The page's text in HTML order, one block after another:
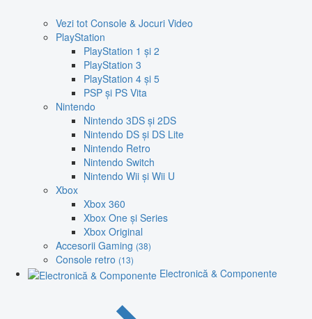
Vezi tot Console & Jocuri Video
PlayStation
PlayStation 1 și 2
PlayStation 3
PlayStation 4 și 5
PSP și PS Vita
Nintendo
Nintendo 3DS și 2DS
Nintendo DS și DS Lite
Nintendo Retro
Nintendo Switch
Nintendo Wii și Wii U
Xbox
Xbox 360
Xbox One și Series
Xbox Original
Accesorii Gaming (38)
Console retro (13)
Electronică & Componente